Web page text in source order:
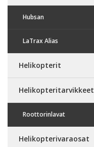
Hubsan
LaTrax Alias
Helikopterit
Helikopteritarvikkeet
Roottorinlavat
Helikopterivaraosat